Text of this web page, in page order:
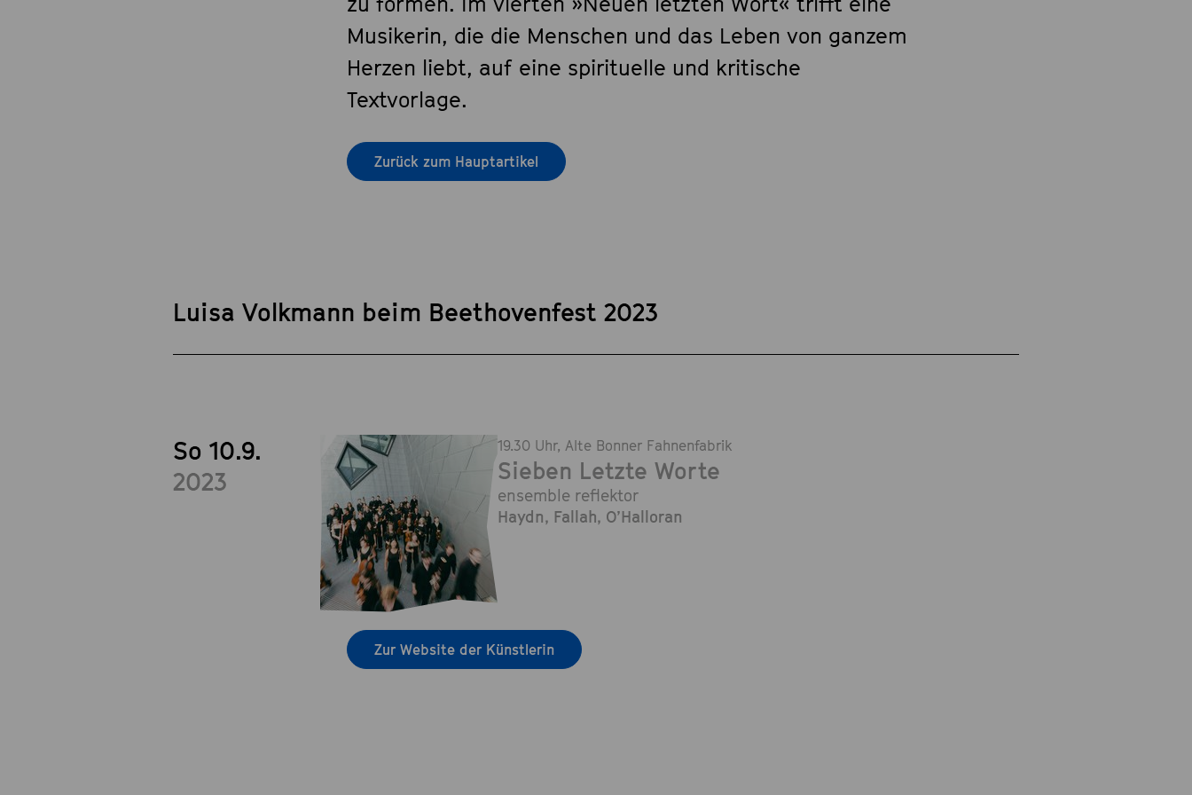
Musikerin, die die Menschen und das Leben von ganzem
Herzen liebt, auf eine spirituelle und kritische
Textvorlage.
Zurück zum Hauptartikel
Luisa Volkmann beim Beethovenfest 2023
So 10.9.
2023
19.30 Uhr, Alte Bonner Fahnenfabrik
Sieben Letzte Worte
ensemble reflektor
Haydn, Fallah, O’Halloran
Zur Website der Künstlerin